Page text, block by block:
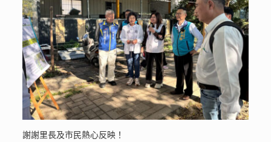
謝謝里長及市民熱心反映！